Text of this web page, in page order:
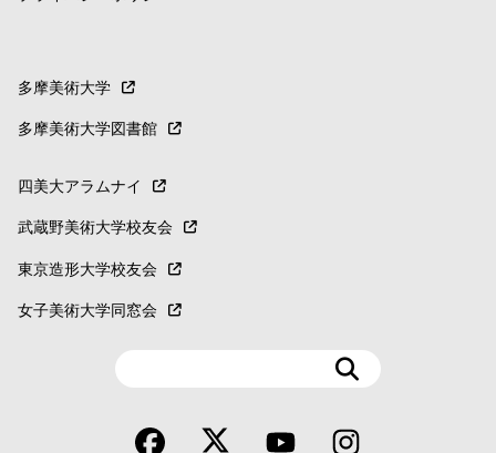
多摩美術大学
多摩美術大学図書館
四美大アラムナイ
武蔵野美術大学校友会
東京造形大学校友会
女子美術大学同窓会